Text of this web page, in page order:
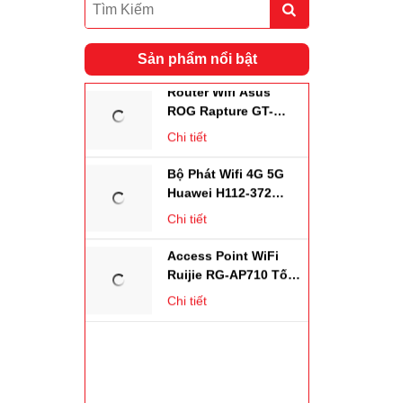
Sản phẩm nổi bật
Chi tiết
Router Wifi Asus
ROG Rapture GT-
AX11000 Wifi 6
Chi tiết
Bộ Phát Wifi 4G 5G
Huawei H112-372
,tốc Độ 2.33Gbps,
Chi tiết
Access Point WiFi
Độ 1167Mbps. Chịu
Tải 256user
Chi tiết